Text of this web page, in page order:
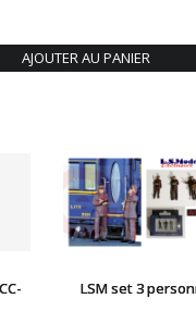
AJOUTER AU PANIER
LSM set 3